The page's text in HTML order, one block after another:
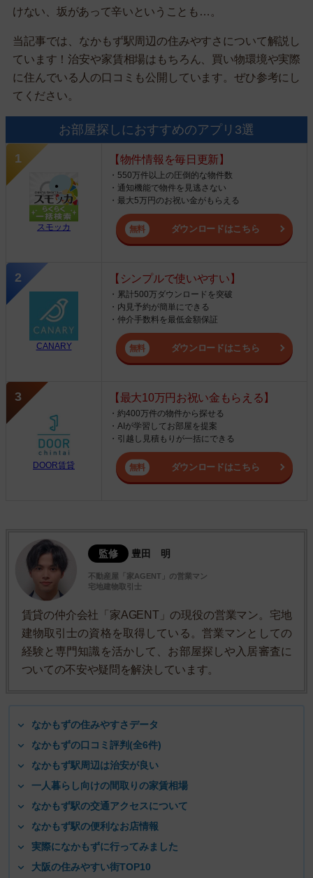
けない、坂があって辛いということも…。
当記事では、なかもず駅周辺の住みやすさについて解説し
ています！治安や家賃相場はもちろん、買い物環境や実際
に住んでいる人の口コミも公開しています。ぜひ参考にし
てください。
お部屋探しにおすすめのアプリ3選
スモッカ
【物件情報を毎日更新】
・550万件以上の圧倒的な物件数
・通知機能で物件を見逃さない
・最大5万円のお祝い金がもらえる
ダウンロードはこちら
CANARY
【シンプルで使いやすい】
・累計500万ダウンロードを突破
・内見予約が簡単にできる
・仲介手数料を最低金額保証
ダウンロードはこちら
DOOR賃貸
【最大10万円お祝い金もらえる】
・約400万件の物件から探せる
・AIが学習してお部屋を提案
・引越し見積もりが一括にできる
ダウンロードはこちら
監修 豊田 明
不動産屋「家AGENT」の営業マン
宅地建物取引士
賃貸の仲介会社「家AGENT」の現役の営業マン。宅地
建物取引士の資格を取得している。営業マンとしての
経験と専門知識を活かして、お部屋探しや入居審査に
ついての不安や疑問を解決しています。
なかもずの住みやすさデータ
なかもずの口コミ評判(全6件)
なかもず駅周辺は治安が良い
一人暮らし向けの間取りの家賃相場
なかもず駅の交通アクセスについて
なかもず駅の便利なお店情報
実際になかもずに行ってみました
大阪の住みやすい街TOP10